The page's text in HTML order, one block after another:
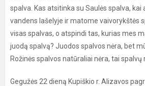
spalva. Kas atsitinka su Saulės spalva, kai
vandens lašelyje ir matome vaivorykštės
visas spalvas, o atspindi tas, kurias mes
juodą spalvą? Juodos spalvos nėra, bet
Rožinės spalvos natūraliai nėra, tai spalvų
Gegužės 22 dieną Kupiškio r. Alizavos